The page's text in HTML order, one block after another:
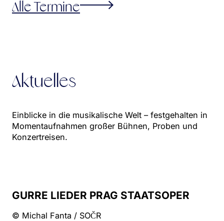
Alle Termine
Aktuelles
Einblicke in die musikalische Welt – festgehalten in
Momentaufnahmen großer Bühnen, Proben und
Konzertreisen.
GURRE LIEDER PRAG STAATSOPER
© Michal Fanta / SOČR